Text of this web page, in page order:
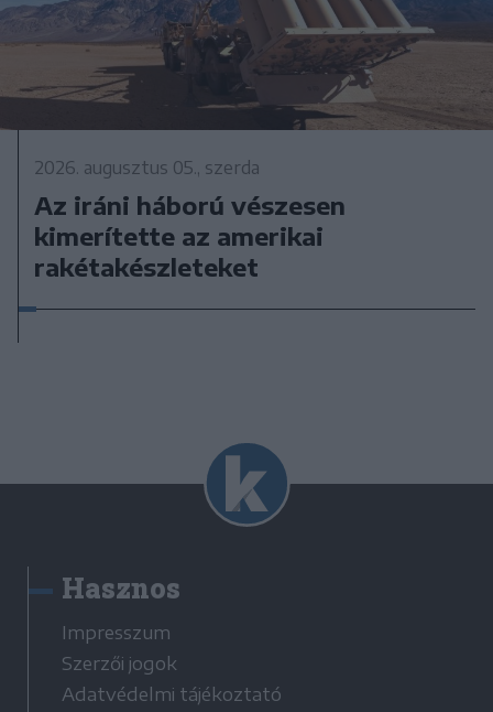
2026. augusztus 05., szerda
Az iráni háború vészesen
kimerítette az amerikai
rakétakészleteket
Hasznos
Impresszum
Szerzői jogok
Adatvédelmi tájékoztató